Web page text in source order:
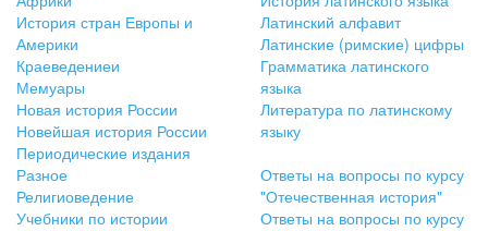
История стран Европы и
Америки
Краеведениеи
Мемуары
Новая история России
Новейшая история России
Периодические издания
Разное
Религиоведение
Учебники по истории
Латинский алфавит
Латинские (римские) цифры
Грамматика латинского
языка
Литература по латинскому
языку
Ответы на вопросы по курсу
"Отечественная история"
Ответы на вопросы по курсу